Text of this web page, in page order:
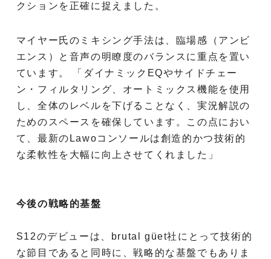
クションを正確に捉えました。
マイヤー氏のミキシング手法は、臨場感（アンビ
エンス）と音声の明瞭度のバランスに重点を置い
ています。 「ダイナミックEQやサイドチェー
ン・フィルタリング、オートミックス機能を使用
し、全体のレベルを下げることなく、実況解説の
ためのスペースを確保しています。この点におい
て、最新のLawoコンソールは創造的かつ技術的
な柔軟性を大幅に向上させてくれました」
今後の戦略的基盤
S12のデビューは、brutal güet社にとって技術的
な節目であると同時に、戦略的な基盤でもありま